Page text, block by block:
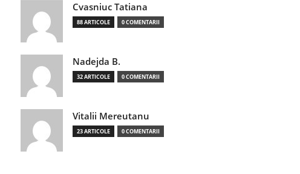
Cvasniuc Tatiana
88 ARTICOLE 0 COMENTARII
Nadejda B.
32 ARTICOLE 0 COMENTARII
Vitalii Mereutanu
23 ARTICOLE 0 COMENTARII